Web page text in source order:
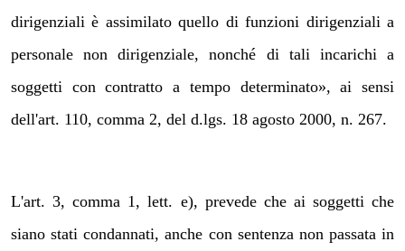
dirigenziali è assimilato quello di funzioni dirigenziali a
personale non dirigenziale, nonché di tali incarichi a
soggetti con contratto a tempo determinato», ai sensi
dell'art. 110, comma 2, del d.lgs. 18 agosto 2000, n. 267.
L'art. 3, comma 1, lett. e), prevede che ai soggetti che
siano stati condannati, anche con sentenza non passata in